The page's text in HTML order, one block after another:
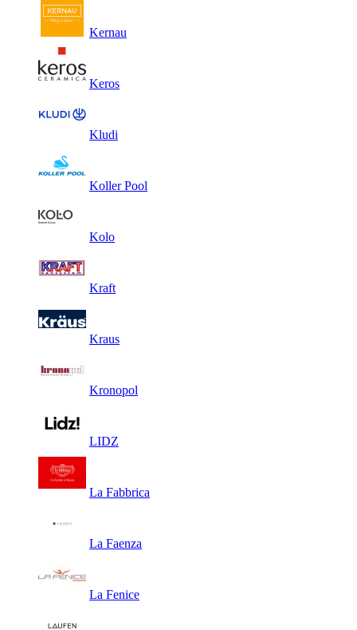
Kernau
Keros
Kludi
Koller Pool
Kolo
Kraft
Kraus
Kronopol
LIDZ
La Fabbrica
La Faenza
La Fenice